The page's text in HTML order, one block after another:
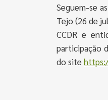
Seguem-se
Tejo (26 de
CCDR e
participação
do site